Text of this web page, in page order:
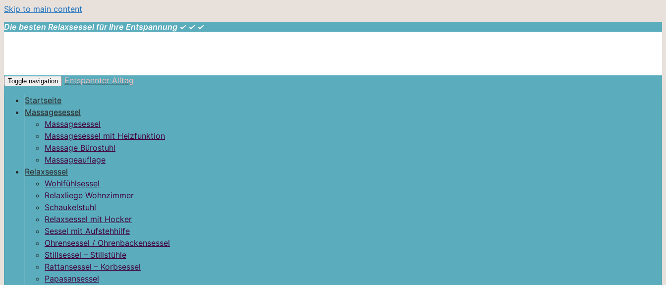
Skip to main content
Die besten Relaxsessel für Ihre Entspannung ✓ ✓ ✓
Toggle navigation
Entspannter Alltag
Startseite
Massagesessel
Massagesessel
Massagesessel mit Heizfunktion
Massage Bürostuhl
Massageauflage
Relaxsessel
Wohlfühlsessel
Relaxliege Wohnzimmer
Schaukelstuhl
Relaxsessel mit Hocker
Sessel mit Aufstehhilfe
Ohrensessel / Ohrenbackensessel
Stillsessel – Stillstühle
Rattansessel – Korbsessel
Papasansessel